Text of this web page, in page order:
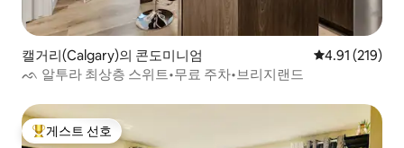
캘거리(Calgary)의 콘도미니엄 평점 4.91점(5
4.91 (219)
ᨒ 알투라 최상층 스위트•무료 주차•브리지랜드
상위 게스트 선호
게스트 선호